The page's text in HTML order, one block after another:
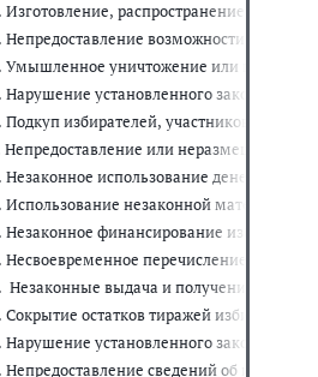
Изготовление, распространение или
Непредоставление возможности
Умышленное уничтожение или
Нарушение установленного
Подкуп избирателей, участников
Непредоставление или неразмещение
Незаконное использование денежных
Использование незаконной
Незаконное финансирование
Несвоевременное перечисление
Незаконные выдача и получение
Сокрытие остатков тиражей
Нарушение установленного законом
Непредоставление сведений об итогах